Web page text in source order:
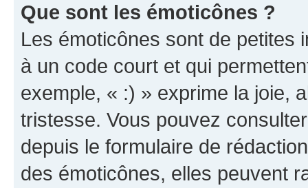
Que sont les émoticônes ?
Les émoticônes sont de petites
à un code court et qui
exemple, « :) » exprime la joie,
tristesse. Vous pouvez
depuis le formulaire de
des émoticônes, elles peuvent